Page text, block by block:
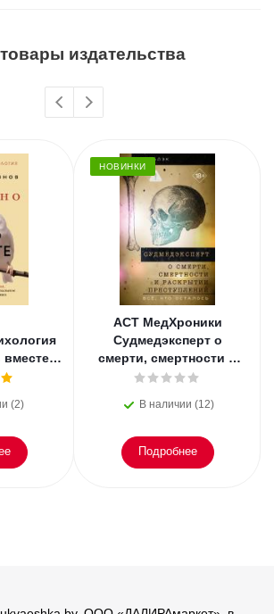
издательства
любви,
(2)
НОВИНКИ
АСТ МедХроники
Судмедэксперт о
смерти, смертности и
раскрытии
осталось. Блэк
В наличии (12)
Подробнее